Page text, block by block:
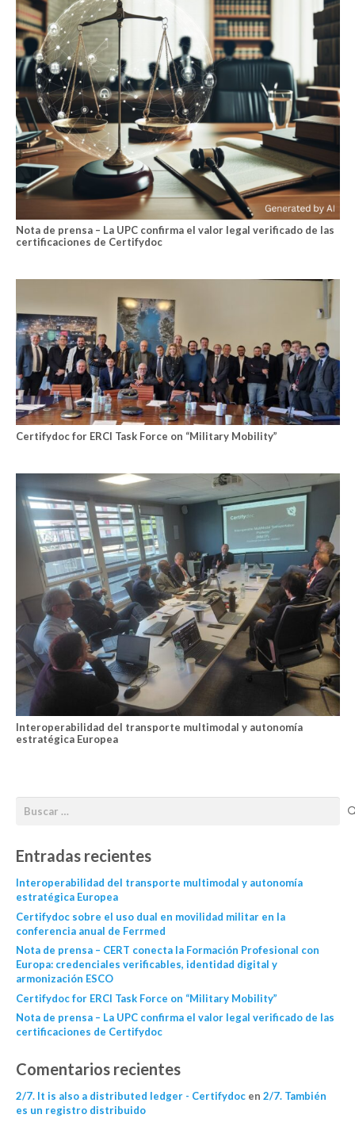
Nota de prensa – La UPC confirma el valor legal verificado de las
certificaciones de Certifydoc
Certifydoc for ERCI Task Force on “Military Mobility”
Interoperabilidad del transporte multimodal y autonomía
estratégica Europea
Entradas recientes
Interoperabilidad del transporte multimodal y autonomía
estratégica Europea
Certifydoc sobre el uso dual en movilidad militar en la
conferencia anual de Ferrmed
Nota de prensa – CERT conecta la Formación Profesional con
Europa: credenciales verificables, identidad digital y
armonización ESCO
Certifydoc for ERCI Task Force on “Military Mobility”
Nota de prensa – La UPC confirma el valor legal verificado de las
certificaciones de Certifydoc
Comentarios recientes
2/7. It is also a distributed ledger - Certifydocen 2/7. También
es un registro distribuido